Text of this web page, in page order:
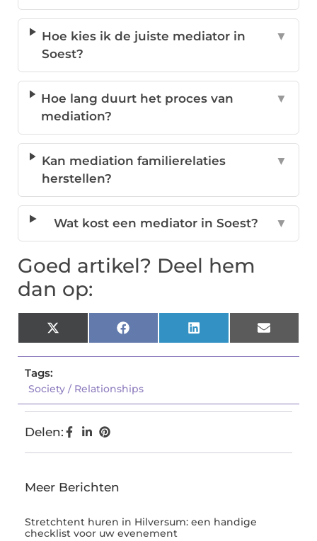
Hoe kies ik de juiste mediator in
Soest?
▼
Hoe lang duurt het proces van
mediation?
▼
Kan mediation familierelaties
herstellen?
▼
Wat kost een mediator in Soest? ▼
Goed artikel? Deel hem
dan op:
X
(Twitter)
Facebook LinkedIn Email
Tags:
Society / Relationships
Delen:
Meer Berichten
Stretchtent huren in Hilversum: een handige
checklist voor uw evenement